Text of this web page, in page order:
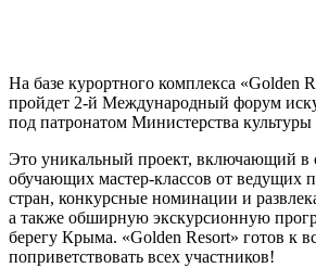
На базе курортного комплекса «Golden
пройдет 2-й Международный форум
под патронатом Министерства
Это уникальный проект, включающий в
обучающих мастер-классов от ведущих
стран, конкурсные номинации и
а также обширную экскурсионную
берегу Крыма. «Golden Resort» готов к
поприветствовать всех участников!